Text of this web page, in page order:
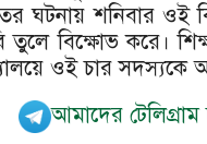
ঘটনায় শনিবার ওই
তুলে বিক্ষোভ করে।
ওই চার সদস্যকে
আমাদের